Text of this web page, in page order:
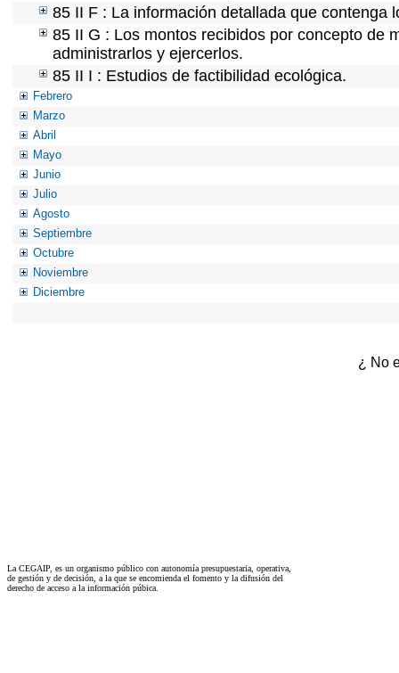
85 II F : La información detallada que contenga
85 II G : Los montos recibidos por concepto de
administrarlos y ejercerlos.
85 II I : Estudios de factibilidad ecológica.
Febrero
Marzo
Abril
Mayo
Junio
Julio
Agosto
Septiembre
Octubre
Noviembre
Diciembre
¿ No
La CEGAIP, es un organismo público con autonomía presupuestaria, operativa,
de gestión y de decisión, a la que se encomienda el fomento y la difusión del
derecho de acceso a la información púbica.